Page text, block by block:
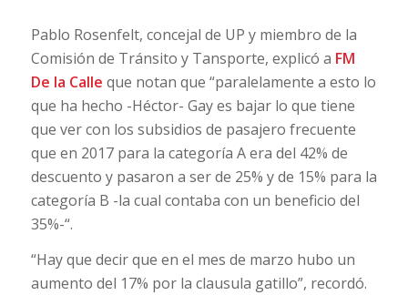
Pablo Rosenfelt, concejal de UP y miembro de la
Comisión de Tránsito y Tansporte, explicó a FM
De la Calle que notan que “paralelamente a esto lo
que ha hecho -Héctor- Gay es bajar lo que tiene
que ver con los subsidios de pasajero frecuente
que en 2017 para la categoría A era del 42% de
descuento y pasaron a ser de 25% y de 15% para la
categoría B -la cual contaba con un beneficio del
35%-“.
“Hay que decir que en el mes de marzo hubo un
aumento del 17% por la clausula gatillo”, recordó.